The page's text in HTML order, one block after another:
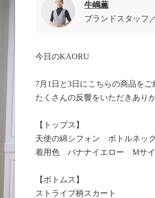
牛嶋薫
ブランドスタッフ
今日のKAORU
7月1日と3日にこちらの商品をご
たくさんの反響をいただきあり
【トップス】
天使の綿シフォン ボトルネッ
着用色 バナナイエロー Mサ
【ボトムス】
ストライプ柄スカート